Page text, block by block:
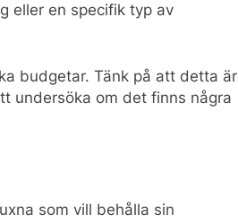
eller en specifik typ av
budgetar. Tänk på att detta är
undersöka om det finns några
som vill behålla sin